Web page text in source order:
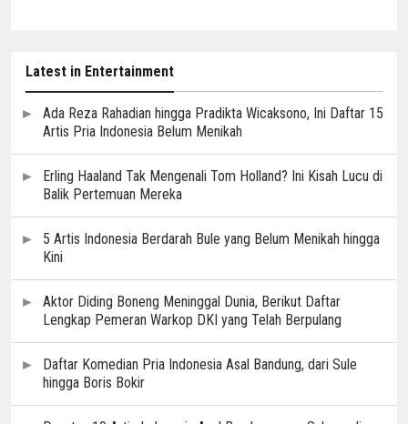
Latest in Entertainment
Ada Reza Rahadian hingga Pradikta Wicaksono, Ini Daftar 15
Artis Pria Indonesia Belum Menikah
Erling Haaland Tak Mengenali Tom Holland? Ini Kisah Lucu di
Balik Pertemuan Mereka
5 Artis Indonesia Berdarah Bule yang Belum Menikah hingga
Kini
Aktor Diding Boneng Meninggal Dunia, Berikut Daftar
Lengkap Pemeran Warkop DKI yang Telah Berpulang
Daftar Komedian Pria Indonesia Asal Bandung, dari Sule
hingga Boris Bokir